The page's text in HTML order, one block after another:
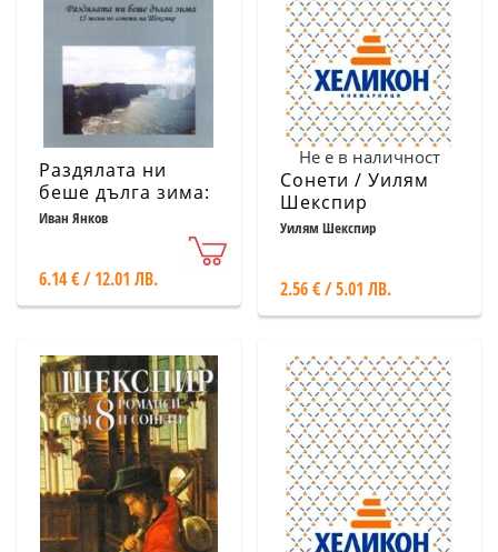
Раздялата ни
беше дълга зима:
15 песни по
Иван Янков
6.14 € / 12.01 ЛВ.
Не е в наличност
Сонети / Уилям
Шекспир
Уилям Шекспир
2.56 € / 5.01 ЛВ.